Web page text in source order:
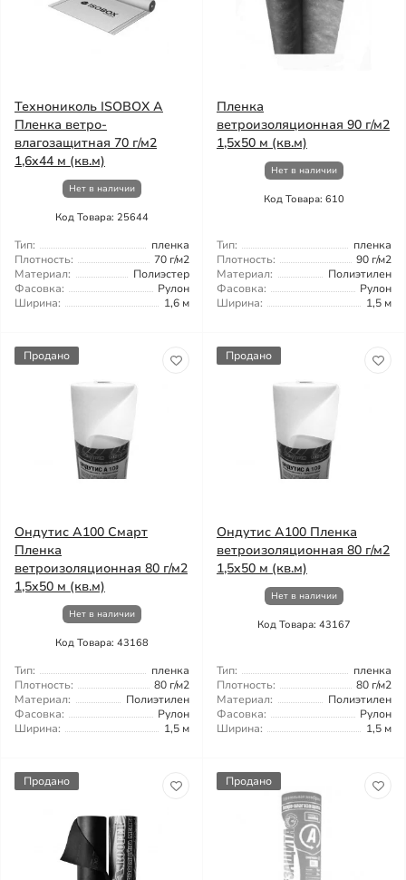
Технониколь ISOBOX А
Пленка ветро-
влагозащитная 70 г/м2
1,6x44 м (кв.м)
Нет в наличии
Код Товара: 25644
Тип:
пленка
Плотность:
70 г/м2
Материал:
Полиэстер
Фасовка:
Рулон
Ширина:
1,6 м
Пленка
ветроизоляционная 90 г/м2
1,5x50 м (кв.м)
Нет в наличии
Код Товара: 610
Тип:
пленка
Плотность:
90 г/м2
Материал:
Полиэтилен
Фасовка:
Рулон
Ширина:
1,5 м
Продано
Ондутис А100 Смарт
Пленка
ветроизоляционная 80 г/м2
1,5x50 м (кв.м)
Нет в наличии
Код Товара: 43168
Тип:
пленка
Плотность:
80 г/м2
Материал:
Полиэтилен
Фасовка:
Рулон
Ширина:
1,5 м
Продано
Ондутис А100 Пленка
ветроизоляционная 80 г/м2
1,5x50 м (кв.м)
Нет в наличии
Код Товара: 43167
Тип:
пленка
Плотность:
80 г/м2
Материал:
Полиэтилен
Фасовка:
Рулон
Ширина:
1,5 м
Продано Продано